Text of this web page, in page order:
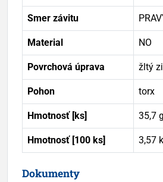
Smer závitu
Material NO
Povrchová úprava žltý
Pohon torx
Hmotnosť [ks] 35,7 g
Hmotnosť [100 ks] 3,57
Dokumenty